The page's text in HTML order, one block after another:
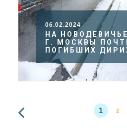
06.02.2024
НА
Г. МОСКВЫ
ПОГИБШИХ
1 2